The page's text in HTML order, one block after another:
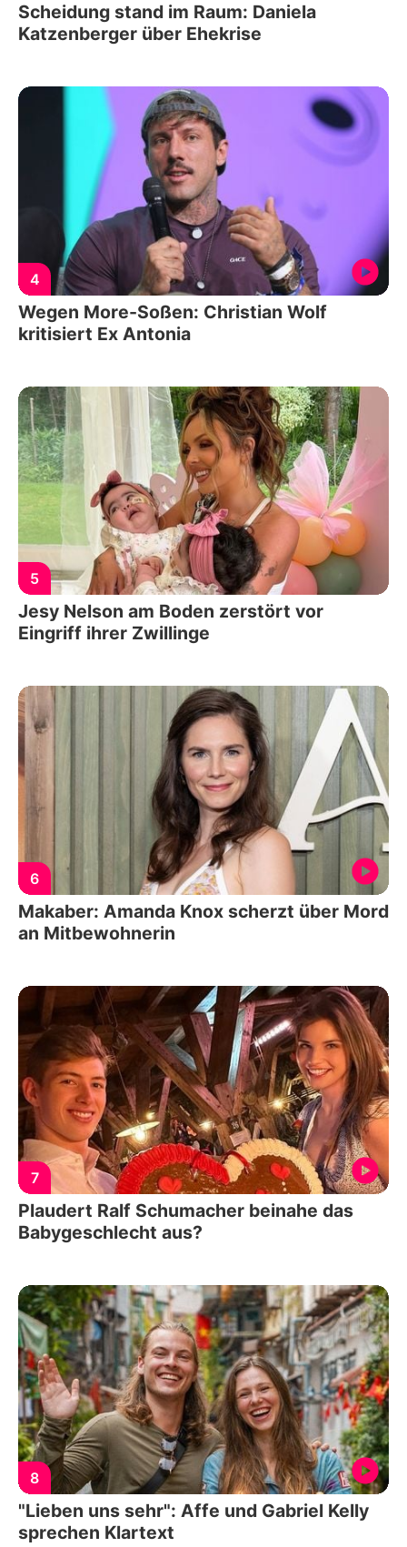
Scheidung stand im Raum: Daniela
Katzenberger über Ehekrise
4
Wegen More-Soßen: Christian Wolf
kritisiert Ex Antonia
5
Jesy Nelson am Boden zerstört vor
Eingriff ihrer Zwillinge
6
Makaber: Amanda Knox scherzt über Mord
an Mitbewohnerin
7
Plaudert Ralf Schumacher beinahe das
Babygeschlecht aus?
8
"Lieben uns sehr": Affe und Gabriel Kelly
sprechen Klartext